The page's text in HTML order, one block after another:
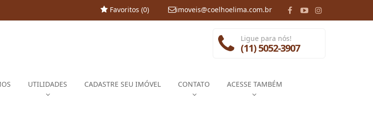
imoveis@coelhoelima.com.br
Favoritos (0)
UTILIDADES CADASTRE SEU IMÓVEL CONTATO ACESSE TAMBÉM
Ligue para nós!
(11) 5052-3907